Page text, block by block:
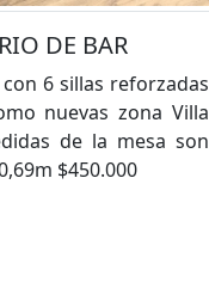
DE BAR
6 sillas reforzadas
nuevas zona Villa
de la mesa son
$450.000